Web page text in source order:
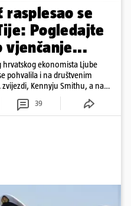
rasplesao se
Pogledajte
vjenčanje...
ekonomista Ljube
pohvalila i na društvenim
Kennyju Smithu, a na
vesele trenutke s vjenčanja
39